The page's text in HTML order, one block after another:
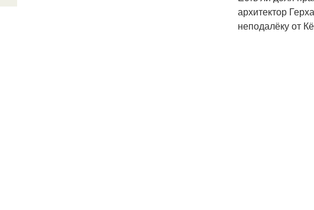
архитектор
неподалёку от